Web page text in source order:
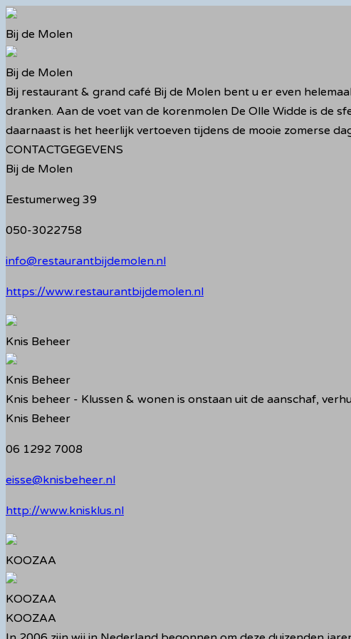
Ga
naar
de
inhoud
Bij de Molen
Bij de Molen
Bij restaurant & grand café Bij de Molen bent u er even
dranken. Aan de voet van de korenmolen De Olle Widde is de
daarnaast is het heerlijk vertoeven tijdens de mooie zomerse
CONTACTGEGEVENS
Bij de Molen
Eestumerweg 39
050-3022758
info@restaurantbijdemolen.nl
https://www.restaurantbijdemolen.nl
Knis Beheer
Knis Beheer
Knis beheer - Klussen & wonen is onstaan uit de aanschaf,
Knis Beheer
06 1292 7008
eisse@knisbeheer.nl
http://www.knisklus.nl
KOOZAA
KOOZAA
KOOZAA